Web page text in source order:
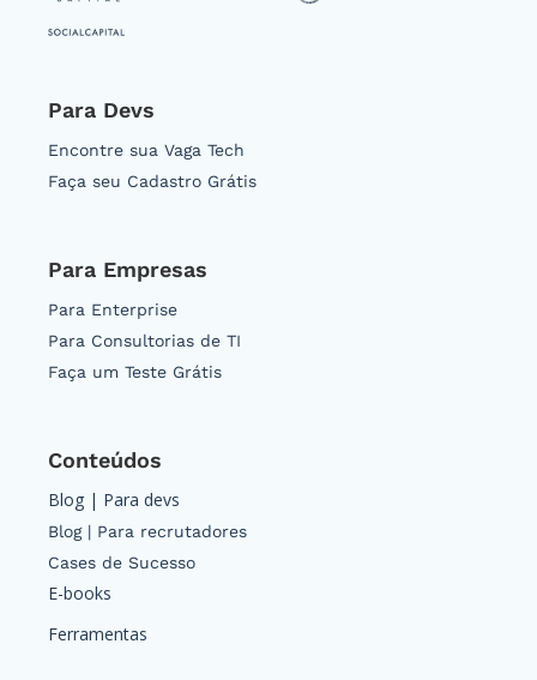
Para Devs
Encontre sua Vaga Tech
Faça seu Cadastro Grátis
Para Empresas
Para Enterprise
Para Consultorias de TI
Faça um Teste Grátis
Conteúdos
Blog | Para devs
Blog | Para recrutadores
Cases de Sucesso
E-books
Ferramentas